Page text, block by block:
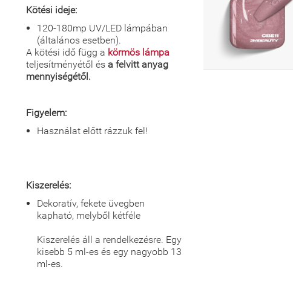
Kötési ideje:
120-180mp UV/LED lámpában
(általános esetben).
A kötési idő függ a körmös lámpa
teljesítményétől és a felvitt anyag
mennyiségétől.
Figyelem:
Használat előtt rázzuk fel!
Kiszerelés:
Dekoratív, fekete üvegben
kapható, melyből kétféle
Kiszerelés áll a rendelkezésre. Egy
kisebb 5 ml-es és egy nagyobb 13
ml-es.